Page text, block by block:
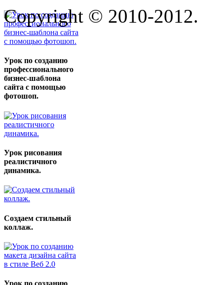
Урок по созданию
профессионального
бизнес-шаблона
сайта с помощью
фотошоп.
Урок рисования
реалистичного
динамика.
Создаем стильный
коллаж.
Урок по созданию
Copyright © 2010-2012.